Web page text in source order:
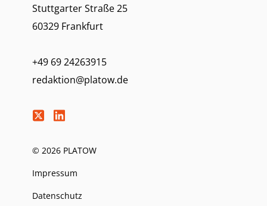
Stuttgarter Straße 25
60329 Frankfurt
+49 69 24263915
redaktion@platow.de
© 2026 PLATOW
Impressum
Datenschutz